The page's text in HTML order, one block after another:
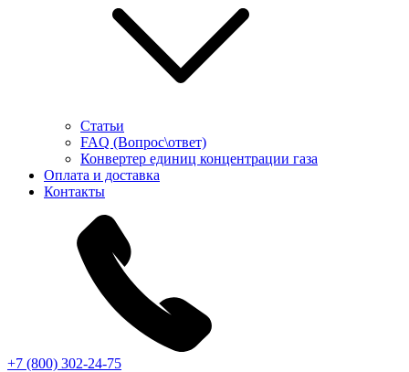
Статьи
FAQ (Вопрос\ответ)
Конвертер единиц концентрации газа
Оплата и доставка
Контакты
+7 (800) 302-24-75